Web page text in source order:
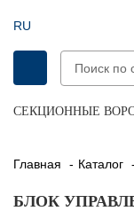
RU
СЕКЦИОННЫЕ
Главная Каталог
БЛОК